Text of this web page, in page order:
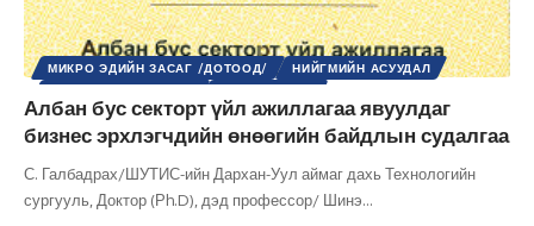
МИКРО ЭДИЙН ЗАСАГ /ДОТООД/
НИЙГМИЙН АСУУДАЛ
Албан бус секторт үйл ажиллагаа явуулдаг
бизнес эрхлэгчдийн өнөөгийн байдлын судалгаа
С. Галбадрах/ШУТИС-ийн Дархан-Уул аймаг дахь Технологийн
сургууль, Доктор (Рh.D), дэд профессор/ Шинэ…